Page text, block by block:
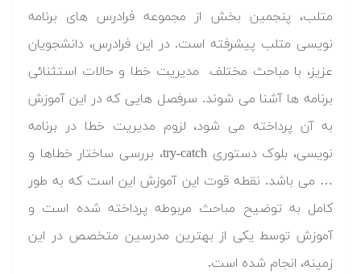
متلب، پنجمین بخش از مجموعه فرادرس های برنامه
نویسی متلب پیشرفته است. در این فرادرس، دانشجویان
عزیز، با مباحث مختلف مدیریت خطا و حالات استثنائی
برنامه ها آشنا می شوند. سرفصل هایی که در این آموزش
به آن پرداخته می شود، لزوم مدیریت خطا در برنامه
نویسی، بلوک دستوری try-catch، بررسی ساختار خطاها و
… می باشد. نقطه قوت این آموزش این است که به طور
کامل به توضیح مباحث مربوطه پرداخته شده است و
آموزش توسط یکی از بهترین مدرسین متخصص در این
زمینه، انجام شده است.